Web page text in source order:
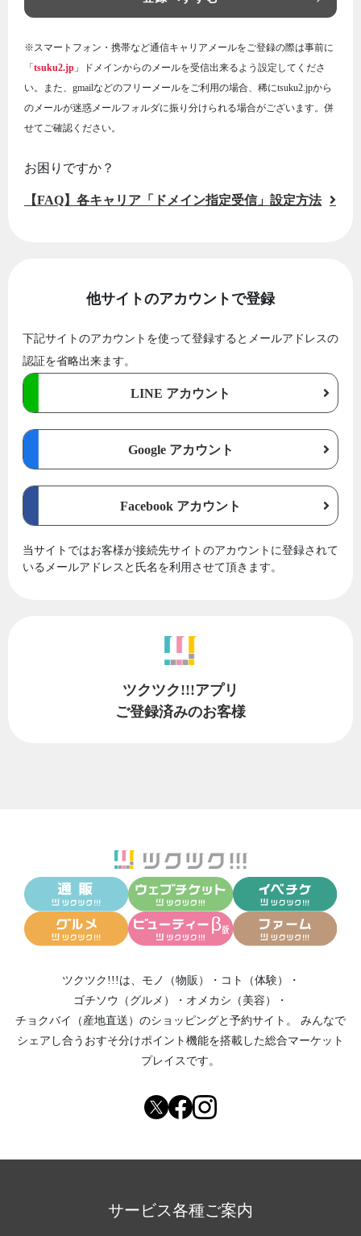
※スマートフォン・携帯など通信キャリアメールをご登録の際は事前に
「 tsuku2.jp 」ドメインからのメールを受信出来るよう設定してくださ
い。また、gmailなどのフリーメールをご利用の場合、稀にtsuku2.jpから
のメールが迷惑メールフォルダに振り分けられる場合がございます。併
せてご確認ください。
お困りですか？
【FAQ】各キャリア「ドメイン指定受信」設定方法
他サイトのアカウントで登録
下記サイトのアカウントを使って登録するとメールアドレスの
認証を省略出来ます。
LINE アカウント
Google アカウント
Facebook アカウント
当サイトではお客様が接続先サイトのアカウントに登録されて
いるメールアドレスと氏名を利用させて頂きます。
ツクツク!!!アプリ
ご登録済みのお客様
ツクツク!!!は、 モノ（物販） ・ コト（体験）
・
ゴチソウ（グルメ）
・ オメカシ（美容）
・
チョクバイ（産地直送） のショッピングと予約サイト。
みんなで
シェアし合う おすそ分けポイント機能を搭載した総合マーケット
プレイスです。
サービス各種ご案内